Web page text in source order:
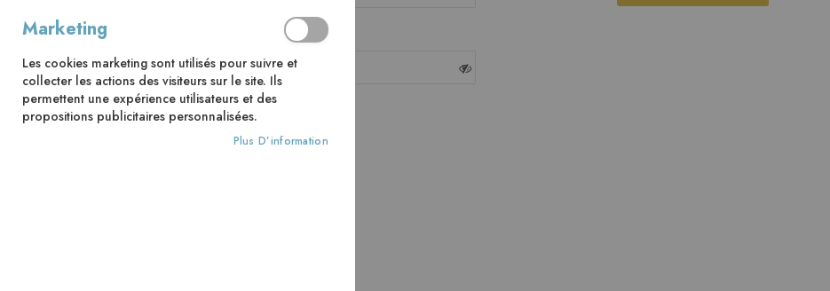
Mot de passe
CONNEXION Mot de passe oublié ?
Marketing
Les cookies marketing sont utilisés pour suivre et
collecter les actions des visiteurs sur le site. Ils
permettent une expérience utilisateurs et des
propositions publicitaires personnalisées.
Plus D’information